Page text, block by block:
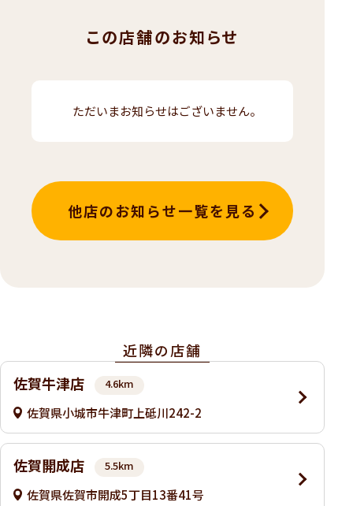
この店舗のお知らせ
ただいまお知らせはございません。
他店のお知らせ一覧を見る
近隣の店舗
佐賀牛津店
4.6km
佐賀県小城市牛津町上砥川242-2
佐賀開成店 5.5km
佐賀県佐賀市開成5丁目13番41号